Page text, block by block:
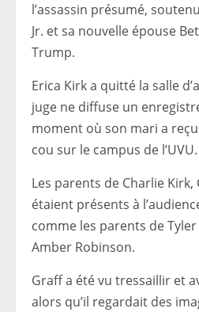
l’assassin présumé,
Jr. et sa nouvelle épouse
Trump.
Erica Kirk a quitté la salle
juge ne diffuse un
moment où son mari a
cou sur le campus de l’UVU.
Les parents de Charlie
étaient présents à
comme les parents de
Amber Robinson.
Graff a été vu tressaillir et
alors qu’il regardait des